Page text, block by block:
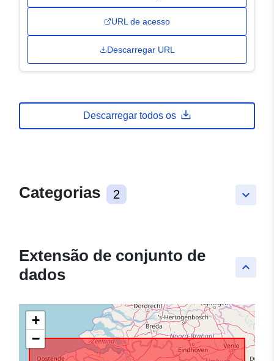
URL de acesso
Descarregar URL
Descarregar todos os
keyboard_arrow_down
Categorias 2
keyboard_arrow_up
Extensão de conjunto de
dados
+
−